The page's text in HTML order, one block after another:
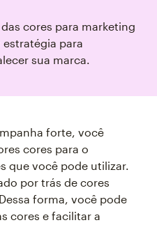
cores para marketing
para
sua marca.
forte, você
cores para o
que você pode utilizar.
por trás de cores
forma, você pode
cores e facilitar a